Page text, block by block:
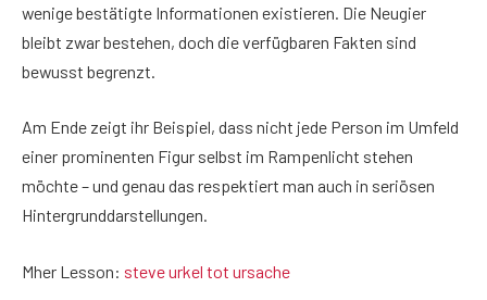
wenige bestätigte Informationen existieren. Die Neugier
bleibt zwar bestehen, doch die verfügbaren Fakten sind
bewusst begrenzt.
Am Ende zeigt ihr Beispiel, dass nicht jede Person im Umfeld
einer prominenten Figur selbst im Rampenlicht stehen
möchte – und genau das respektiert man auch in seriösen
Hintergrunddarstellungen.
Mher Lesson: steve urkel tot ursache